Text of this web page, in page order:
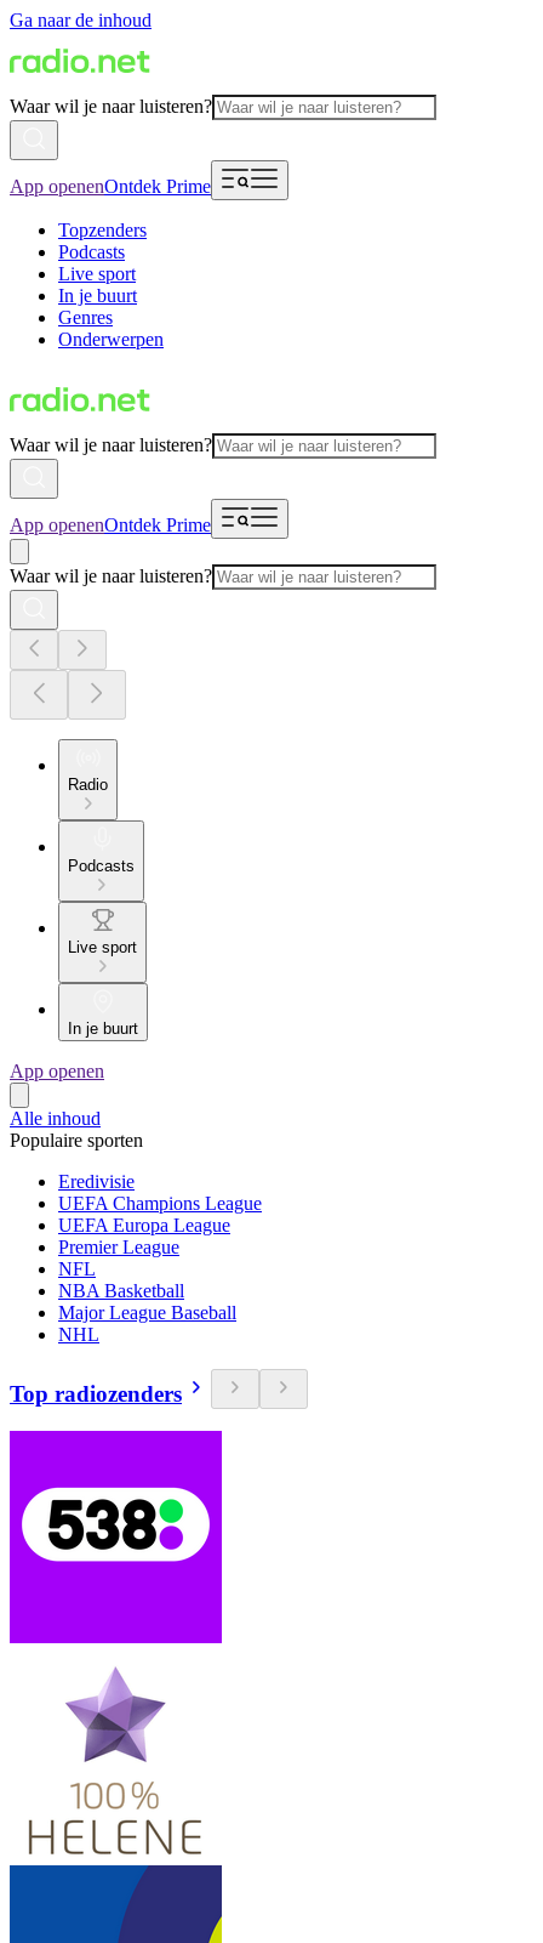
Ga naar de inhoud
Waar wil je naar luisteren?
App openenOntdek Prime
Topzenders
Podcasts
Live sport
In je buurt
Genres
Onderwerpen
Waar wil je naar luisteren?
App openenOntdek Prime
Waar wil je naar luisteren?
Radio
Podcasts
Live sport
In je buurt
App openen
Alle inhoud
Populaire sporten
Eredivisie
UEFA Champions League
UEFA Europa League
Premier League
NFL
NBA Basketball
Major League Baseball
NHL
Top radiozenders